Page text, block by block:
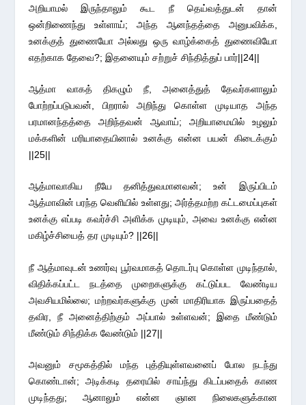
அறியாமல் இருந்தாலும் கூட நீ தெய்வத்துடன் தான்
ஒன்றிணைந்து உள்ளாய்; அந்த ஆனந்தத்தை அனுபவிக்க,
உனக்குத் துணையோ அல்லது ஒரு வாழ்க்கைத் துணைவியோ
எதற்காக தேவை?; இதனையும் சற்றுச் சிந்தித்துப் பார்||24||
ஆத்மா வாகத் திகழும் நீ, அனைத்துத் தேவர்களாலும்
போற்றப்படுபவன், பிறரால் அறிந்து கொள்ள முடியாத அந்த
பரமானந்தத்தை அறிந்தவன் ஆவாய்; அறியாமையில் உழலும்
மக்களின் மரியாதையினால் உனக்கு என்ன பயன் கிடைக்கும்
||25||
ஆத்மாவாகிய நீயே தனித்துவமானவன்; உன் இருப்பிடம்
ஆத்மாவின் பரந்த வெளியில் உள்ளது; அர்த்தமற்ற கட்டமைப்புகள்
உனக்கு எப்படி கவர்ச்சி அளிக்க முடியும், அவை உனக்கு என்ன
மகிழ்ச்சியைத் தர முடியும்? ||26||
நீ ஆத்மாவுடன் உணர்வு பூர்வமாகத் தொடர்பு கொள்ள முடிந்தால்,
விதிக்கப்பட்ட நடத்தை முறைகளுக்கு கட்டுப்பட வேண்டிய
அவசியமில்லை; மற்றவர்களுக்கு முன் மாதிரியாக இருப்பதைத்
தவிர, நீ அனைத்திற்கும் அப்பால் உள்ளவன்; இதை மீண்டும்
மீண்டும் சிந்திக்க வேண்டும் ||27||
அவனும் சமூகத்தில் மந்த புத்தியுள்ளவனைப் போல நடந்து
கொண்டான்; அடிக்கடி தரையில் சாய்ந்து கிடப்பதைக் காண
முடிந்தது; ஆனாலும் என்ன ஞான நிலைகளுக்கான